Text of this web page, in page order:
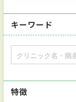
キーワード
特徴